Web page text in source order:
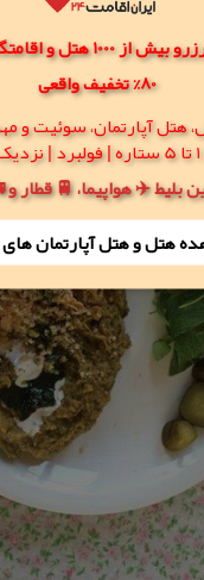
🎁 امکان رزرو بیش از
80% تخفیف واقعی
هتل آپارتمان، سوئیت و
بلیط ✈️ هواپیما، 🚆 قطار
هتل و هتل‌ آپارتمان